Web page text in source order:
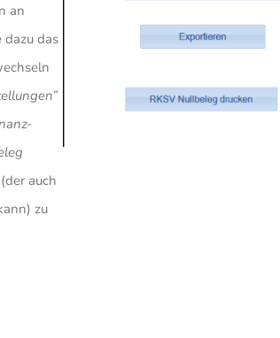
an
dazu das
”
auch
zu